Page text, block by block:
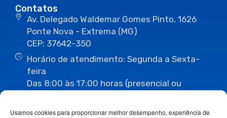
Usamos cookies para proporcionar melhor desempenho, experiência de
Contatos
Av. Delegado Waldemar Gomes Pinto, 1626
Ponte Nova - Extrema (MG)
CEP: 37642-350
Horário de atendimento: Segunda a Sexta-
feira
Das 8:00 às 17:00 horas (presencial ou
(35) 3435-1112 (35) 3435-3063